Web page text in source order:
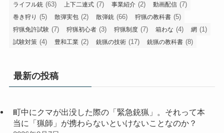
ライフル銃 (63) 上下二連式 (7) 事業紹介 (2) 動画配信 (7)
巻き狩り (5) 散弾実包 (2) 散弾銃 (66) 狩猟の教科書 (5)
狩猟免許試験 (7) 狩猟初心者 (3) 狩猟制度 (7) 箱わな (4) 網 (1)
試験対策 (4) 豊和工業 (2) 銃猟の技術 (17) 銃猟の教科書 (8)
最新の投稿
町中にクマが出没した際の「緊急銃猟」。それって本
当に「猟師」が携わらないといけないことなのか？